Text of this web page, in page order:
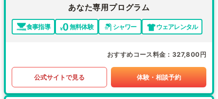
あなた専用プログラム
食事指導 無料体験 シャワー ウェアレンタル
おすすめコース料金 327,800円
公式サイトで見る 体験・相談予約